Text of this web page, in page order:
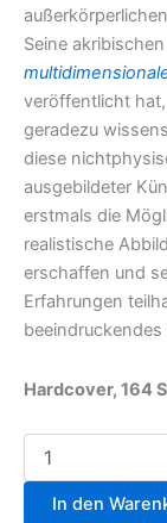
Seine
veröffentlicht
geradezu
diese
ausgebildeter
erstmals die
realistische
erschaffen und
Erfahrungen
Hardcover, 164
Elysium
entschleiert
Menge
In den